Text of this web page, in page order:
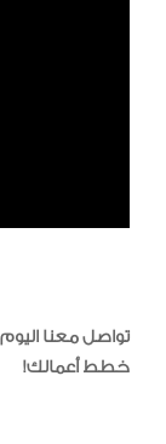
تواصل معنا
خطط أعمالك!